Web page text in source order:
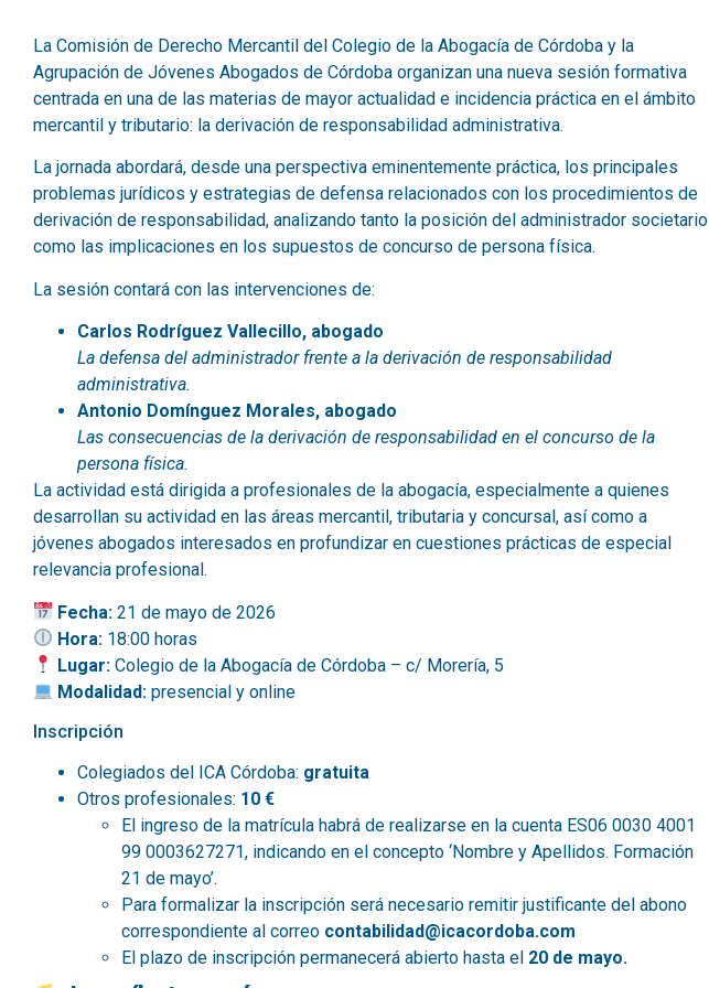
La Comisión de Derecho Mercantil del Colegio de la Abogacía de Córdoba y la
Agrupación de Jóvenes Abogados de Córdoba organizan una nueva sesión formativa
centrada en una de las materias de mayor actualidad e incidencia práctica en el ámbito
mercantil y tributario: la derivación de responsabilidad administrativa.
La jornada abordará, desde una perspectiva eminentemente práctica, los principales
problemas jurídicos y estrategias de defensa relacionados con los procedimientos de
derivación de responsabilidad, analizando tanto la posición del administrador societario
como las implicaciones en los supuestos de concurso de persona física.
La sesión contará con las intervenciones de:
Carlos Rodríguez Vallecillo, abogado
La defensa del administrador frente a la derivación de responsabilidad
administrativa.
Antonio Domínguez Morales, abogado
Las consecuencias de la derivación de responsabilidad en el concurso de la
persona física.
La actividad está dirigida a profesionales de la abogacía, especialmente a quienes
desarrollan su actividad en las áreas mercantil, tributaria y concursal, así como a
jóvenes abogados interesados en profundizar en cuestiones prácticas de especial
relevancia profesional.
Fecha: 21 de mayo de 2026
Hora: 18:00 horas
Lugar: Colegio de la Abogacía de Córdoba – c/ Morería, 5
Modalidad: presencial y online
Inscripción
Colegiados del ICA Córdoba: gratuita
Otros profesionales: 10 €
El ingreso de la matrícula habrá de realizarse en la cuenta ES06 0030 4001
99 0003627271, indicando en el concepto ‘Nombre y Apellidos. Formación
21 de mayo’.
Para formalizar la inscripción será necesario remitir justificante del abono
correspondiente al correo contabilidad@icacordoba.com
El plazo de inscripción permanecerá abierto hasta el 20 de mayo.